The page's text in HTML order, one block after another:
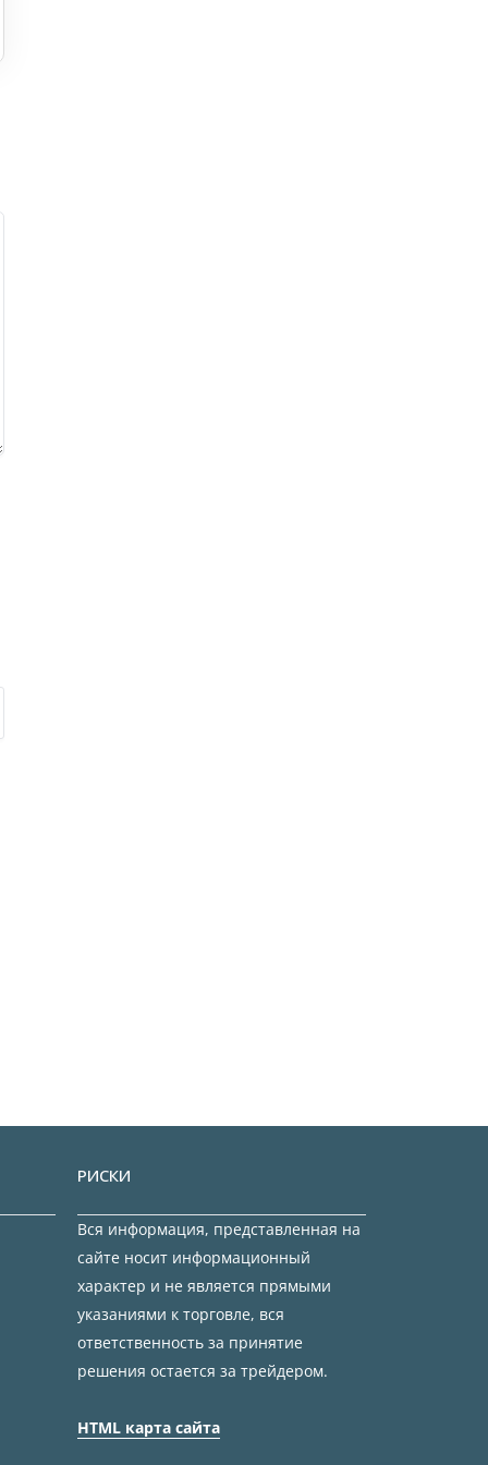
РИСКИ
Вся информация, представленная на
сайте носит информационный
характер и не является прямыми
указаниями к торговле, вся
ответственность за принятие
решения остается за трейдером.
HTML карта сайта